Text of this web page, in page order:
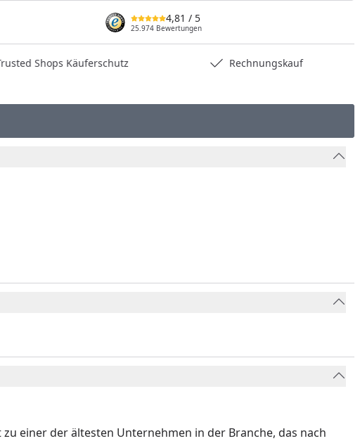
4,81 / 5
25.974 Bewertungen
Shops Käuferschutz Rechnungskauf
einer der ältesten Unternehmen in der Branche, das nach